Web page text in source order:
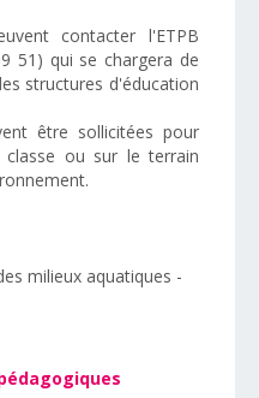
contacter l'ETPB
51) qui se chargera de
structures d'éducation
être sollicitées pour
ou sur le terrain
milieux aquatiques -